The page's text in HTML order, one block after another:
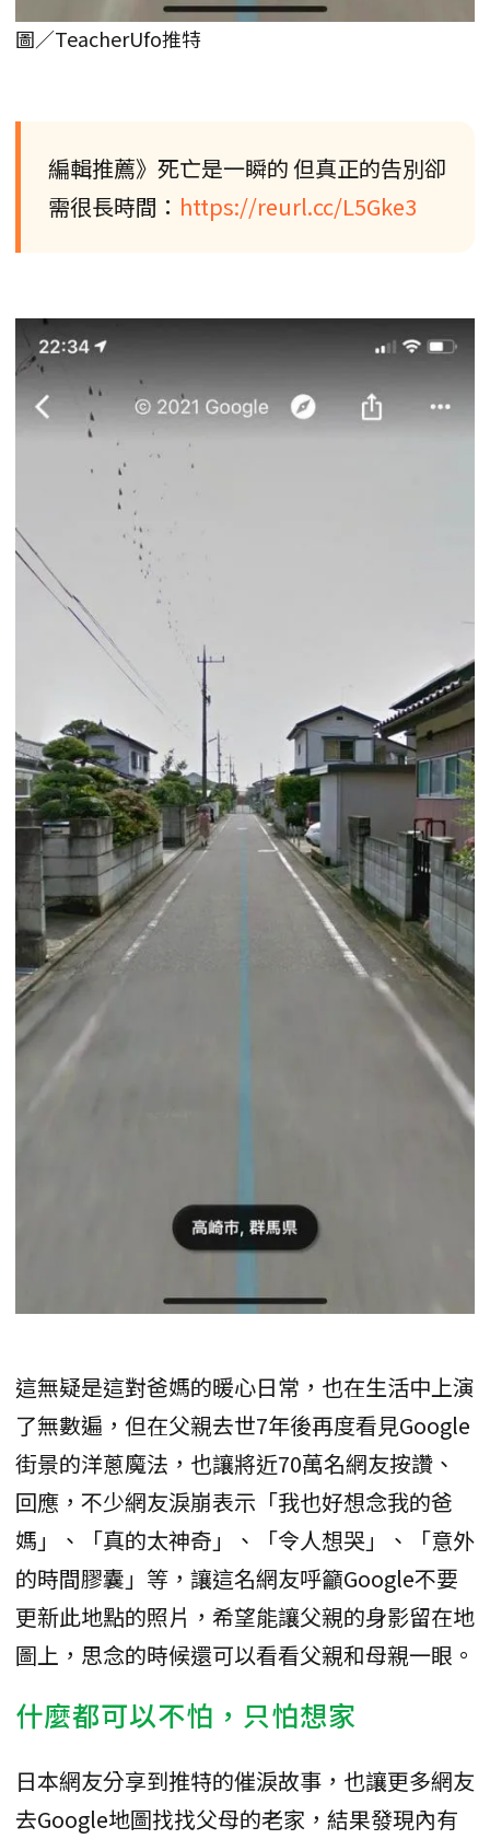
圖／TeacherUfo推特
編輯推薦》死亡是一瞬的 但真正的告別卻
需很長時間： https://reurl.cc/L5Gke3
這無疑是這對爸媽的暖心日常，也在生活中上演
了無數遍，但在父親去世7年後再度看見Google
街景的洋蔥魔法，也讓將近70萬名網友按讚、
回應，不少網友淚崩表示「我也好想念我的爸
媽」、「真的太神奇」、「令人想哭」、「意外
的時間膠囊」等，讓這名網友呼籲Google不要
更新此地點的照片，希望能讓父親的身影留在地
圖上，思念的時候還可以看看父親和母親一眼。
什麼都可以不怕，只怕想家
日本網友分享到推特的催淚故事，也讓更多網友
去Google地圖找找父母的老家，結果發現內有